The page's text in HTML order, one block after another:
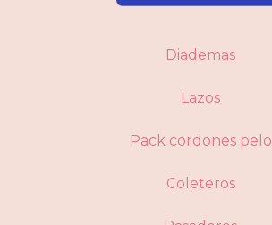
Diademas
Lazos
Pack cordones pelo
Coleteros